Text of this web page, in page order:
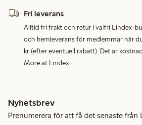
Fri leverans
Alltid fri frakt och retur i valfri Lindex-
och hemleverans för medlemmar när
kr (efter eventuell rabatt). Det är
More at Lindex.
Nyhetsbrev
Prenumerera för att få det senaste från